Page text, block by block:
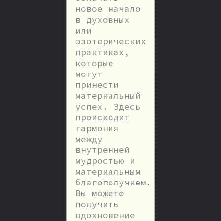
новое начало
в духовных
или
эзотерических
практиках,
которые
могут
принести
материальный
успех. Здесь
происходит
гармония
между
внутренней
мудростью и
материальным
благополучием.
Вы можете
получить
вдохновение